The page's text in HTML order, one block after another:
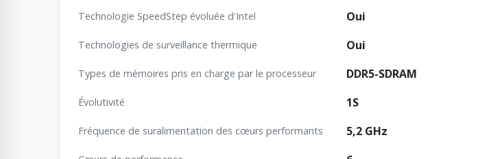
Technologie SpeedStep évoluée d'Intel Oui
Technologies de surveillance thermique Oui
Types de mémoires pris en charge par le processeur DDR5-SDRAM
Évolutivité 1S
Fréquence de suralimentation des cœurs performants 5,2 GHz